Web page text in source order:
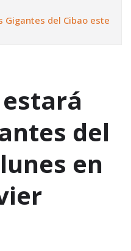
Gigantes del Cibao este
estará
del
en